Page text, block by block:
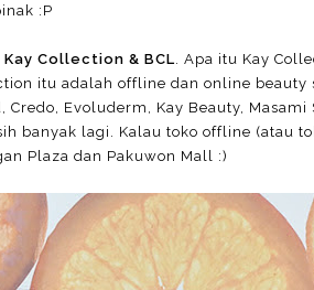
:P
Kay Collection & BCL. Apa itu Kay
itu adalah offline dan online beauty
Evoluderm, Kay Beauty, Masami
banyak lagi. Kalau toko offline (atau
Plaza dan Pakuwon Mall :)